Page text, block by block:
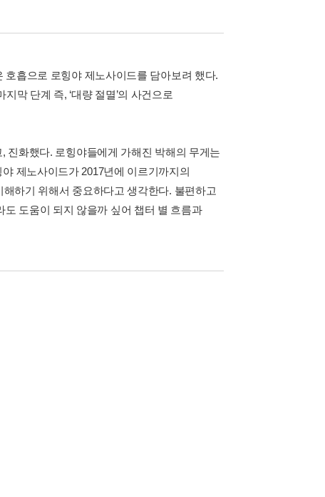
흡으로 로힝야 제노사이드를 담아보려 했다.
막 단계 즉, ‘대량 절멸’의 사건으로
, 진화했다. 로힝야들에게 가해진 박해의 무게는
제노사이드가 2017년에 이르기까지의
하기 위해서 중요하다고 생각한다. 불편하고
도움이 되지 않을까 싶어 챕터 별 흐름과